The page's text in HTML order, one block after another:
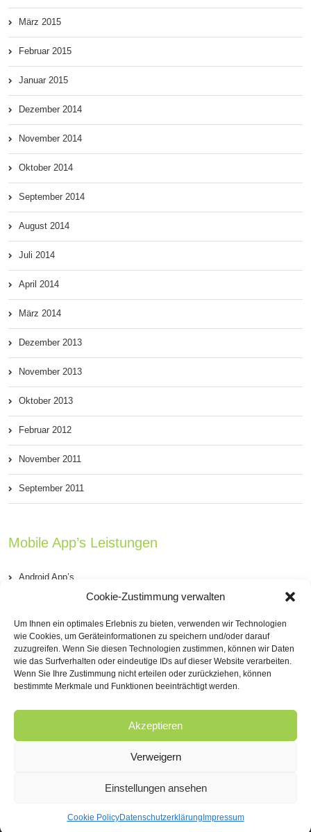
Cookie-Zustimmung verwalten
Um Ihnen ein optimales Erlebnis zu bieten, verwenden wir Technologien
wie Cookies, um Geräteinformationen zu speichern und/oder darauf
zuzugreifen. Wenn Sie diesen Technologien zustimmen, können wir Daten
wie das Surfverhalten oder eindeutige IDs auf dieser Website verarbeiten.
Wenn Sie Ihre Zustimmung nicht erteilen oder zurückziehen, können
bestimmte Merkmale und Funktionen beeinträchtigt werden.
Akzeptieren
Verweigern
Einstellungen ansehen
Cookie PolicyDatenschutzerklärung Impressum
März 2015
Februar 2015
Januar 2015
Dezember 2014
November 2014
Oktober 2014
September 2014
August 2014
Juli 2014
April 2014
März 2014
Dezember 2013
November 2013
Oktober 2013
Februar 2012
November 2011
September 2011
Mobile App’s Leistungen
Android App’s
PhoneGap Apps’s
Windows Phone App’s
Copyright 2016 April&June GmbH | All Rights Reserved -